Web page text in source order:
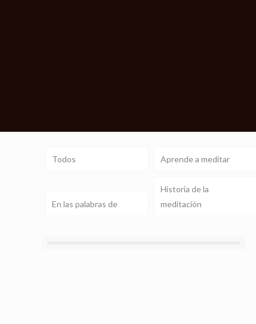
Todos Aprende a meditar
En las palabras de
Historia de la
meditación